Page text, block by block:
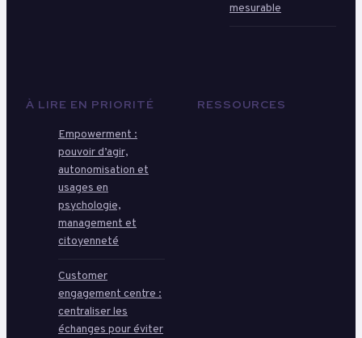
mesurable
À LIRE EN PRIORITÉ
Empowerment :
pouvoir d’agir,
autonomisation et
usages en
psychologie,
management et
citoyenneté
Customer
engagement centre :
centraliser les
échanges pour éviter
RESSOURCES